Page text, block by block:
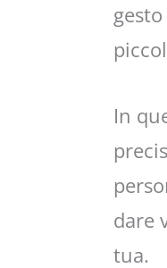
In
dare
tua.